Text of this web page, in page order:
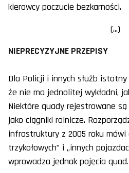
kierowcy poczucie bezkarności.
(...)
NIEPRECYZYJNE PRZEPISY
Dla Policji i innych służb
że nie ma jednolitej wykładni,
Niektóre quady rejestrowane
jako ciągniki rolnicze.
infrastruktury z 2005 roku mówi
trzykołowych” i „innych
wprowadza jednak pojęcia quad.